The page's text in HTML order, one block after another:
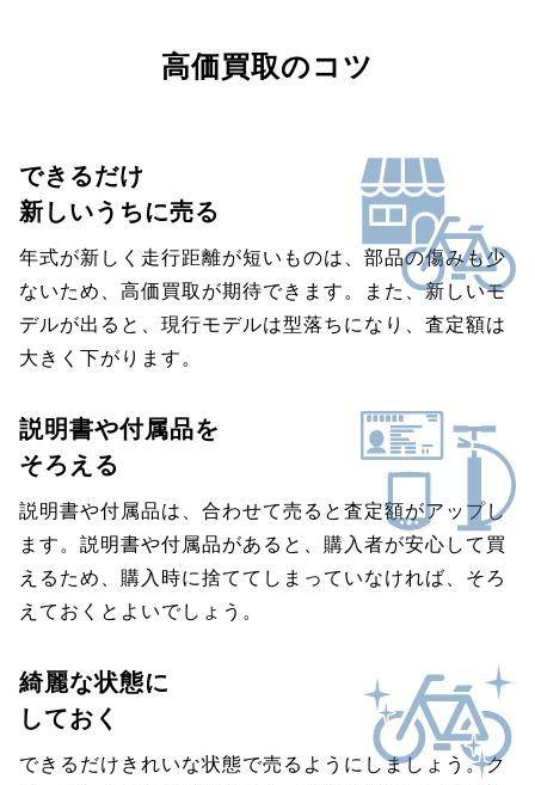
高価買取のコツ
できるだけ
新しいうちに売る
年式が新しく走行距離が短いものは、部品の傷みも少
ないため、高価買取が期待できます。また、新しいモ
デルが出ると、現行モデルは型落ちになり、査定額は
大きく下がります。
説明書や付属品を
そろえる
説明書や付属品は、合わせて売ると査定額がアップし
ます。説明書や付属品があると、購入者が安心して買
えるため、購入時に捨ててしまっていなければ、そろ
えておくとよいでしょう。
綺麗な状態に
しておく
できるだけきれいな状態で売るようにしましょう。ク